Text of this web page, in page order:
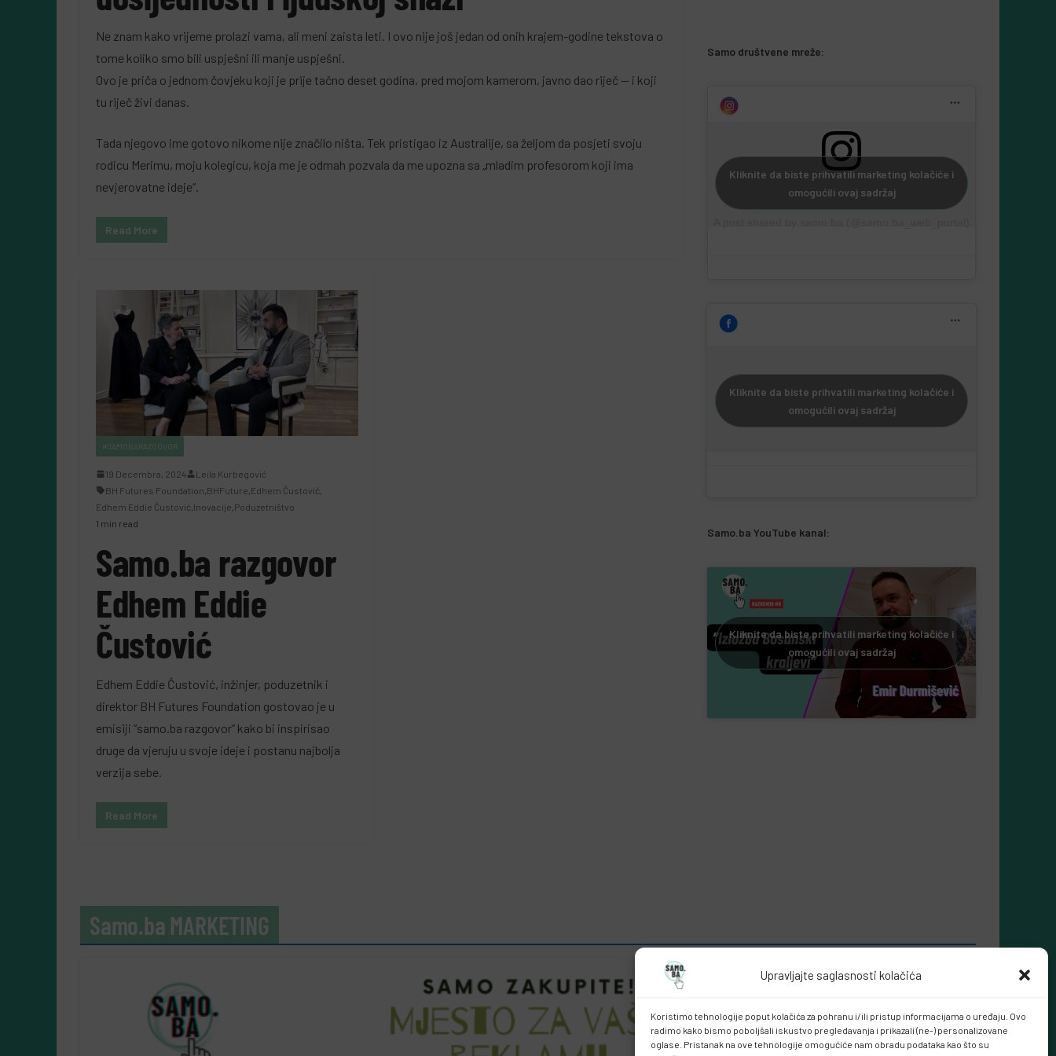
Upravljajte saglasnosti kolačića
Koristimo tehnologije poput kolačića za pohranu i/ili pristup informacijama o uređaju. Ovo
radimo kako bismo poboljšali iskustvo pregledavanja i prikazali (ne-) personalizovane
oglase. Pristanak na ove tehnologije omogućiće nam obradu podataka kao što su
Ne znam kako vrijeme prolazi vama, ali meni zaista leti. I ovo nije još jedan od onih krajem-godine tekstova o
tome koliko smo bili uspješni ili manje uspješni.
Ovo je priča o jednom čovjeku koji je prije tačno deset godina, pred mojom kamerom, javno dao riječ — i koji
tu riječ živi danas.
Tada njegovo ime gotovo nikome nije značilo ništa. Tek pristigao iz Australije, sa željom da posjeti svoju
rodicu Merimu, moju kolegicu, koja me je odmah pozvala da me upozna sa „mladim profesorom koji ima
nevjerovatne ideje“.
Read More
#SAMOBARAZGOVOR
19 Decembra, 2024
Leila Kurbegović
BH Futures Foundation BHFuture Edhem Čustović
Edhem Eddie Čustović Inovacije Poduzetništvo
1 min read
Samo.ba razgovor
Edhem Eddie
Čustović
Edhem Eddie Čustović, inžinjer, poduzetnik i
direktor BH Futures Foundation gostovao je u
emisiji “samo.ba razgovor” kako bi inspirisao
druge da vjeruju u svoje ideje i postanu najbolja
verzija sebe.
Read More
Samo društvene mreže:
Samo.ba YouTube kanal:
Kliknite da biste prihvatili marketing kolačiće i
omogućili ovaj sadržaj
Samo.ba MARKETING